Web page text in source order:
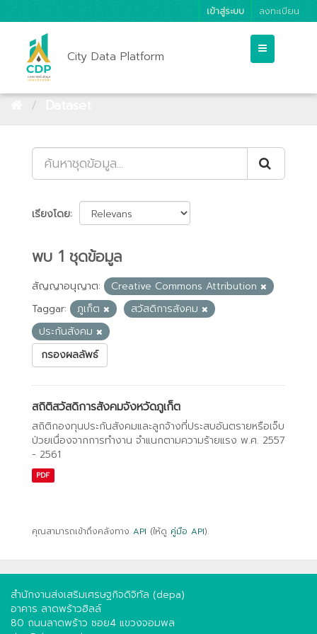
เข้าสู่ระบบ ลงทะเบียน
City Data Platform
เรียงโดย
พบ 1 ชุดข้อมูล
สัญญาอนุญาต:
Creative Commons Attribution
Taggar:
ภูเก็ต
สวัสดิการสังคม
ประกันสังคม
กรองผลลัพธ์
สถิติสวัสดิการสังคมจังหวัดภูเก็ต
สถิติกองทุนประกันสังคมและลูกจ้างที่ประสบอันตรายหรือเจ็บ
ป่วยเนื่องจากการทํางาน จําแนกตามความร้ายแรง พ.ศ. 2557
- 2561
PDF
คุณสามารถเข้าถึงคลังทาง API (ให้ดู คู่มือ API).
สำนักงานส่งเสริมเศรษฐกิจดิจิทัล (depa)
อาคาร ลาดพร้าวฮิลล์
80 ถนนลาดพร้าว ซอย4 แขวงจอมพล